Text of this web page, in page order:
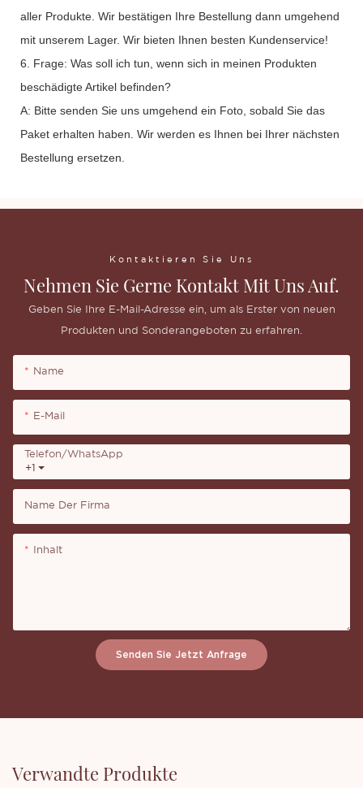
aller Produkte. Wir bestätigen Ihre Bestellung dann umgehend
mit unserem Lager. Wir bieten Ihnen besten Kundenservice!
6. Frage: Was soll ich tun, wenn sich in meinen Produkten
beschädigte Artikel befinden?
A: Bitte senden Sie uns umgehend ein Foto, sobald Sie das
Paket erhalten haben. Wir werden es Ihnen bei Ihrer nächsten
Bestellung ersetzen.
Kontaktieren Sie Uns
Nehmen Sie Gerne Kontakt Mit Uns Auf.
Geben Sie Ihre E-Mail-Adresse ein, um als Erster von neuen
Produkten und Sonderangeboten zu erfahren.
Name
E-Mail
+1
Telefon/WhatsApp
Name Der Firma
Inhalt
Senden Sie Jetzt Anfrage
Verwandte Produkte